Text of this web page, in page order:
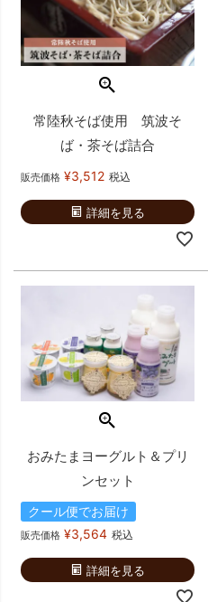
常陸秋そば使用 筑波そ
ば・茶そば詰合
販売価格 ¥3,512 税込
詳細を見る
おみたまヨーグルト＆プリ
ンセット
クール便でお届け
販売価格 ¥3,564 税込
詳細を見る